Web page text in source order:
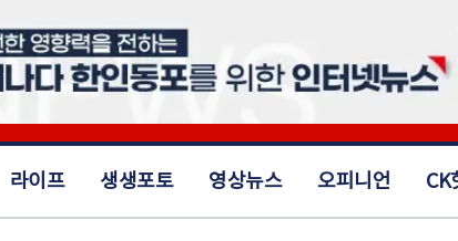
라이프 생생포토 영상뉴스 오피니언 CK